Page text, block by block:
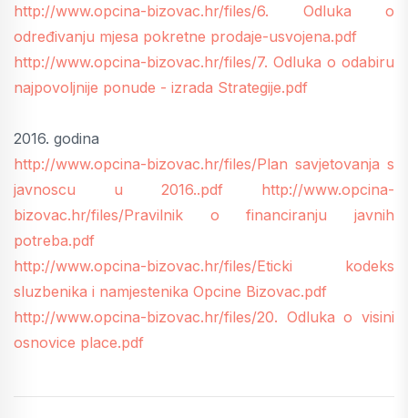
http://www.opcina-bizovac.hr/files/6. Odluka o
određivanju mjesa pokretne prodaje-usvojena.pdf
http://www.opcina-bizovac.hr/files/7. Odluka o odabiru
najpovoljnije ponude - izrada Strategije.pdf
2016. godina
http://www.opcina-bizovac.hr/files/Plan savjetovanja s
javnoscu u 2016..pdf
http://www.opcina-
bizovac.hr/files/Pravilnik o financiranju javnih
potreba.pdf
http://www.opcina-bizovac.hr/files/Eticki kodeks
sluzbenika i namjestenika Opcine Bizovac.pdf
http://www.opcina-bizovac.hr/files/20. Odluka o visini
osnovice place.pdf